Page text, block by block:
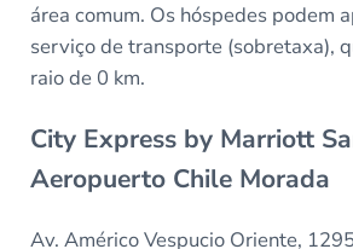
área comum. Os hóspedes podem
serviço de transporte (sobretaxa),
raio de 0 km.
City Express by Marriott
Aeropuerto Chile Morada
Av. Américo Vespucio Oriente,